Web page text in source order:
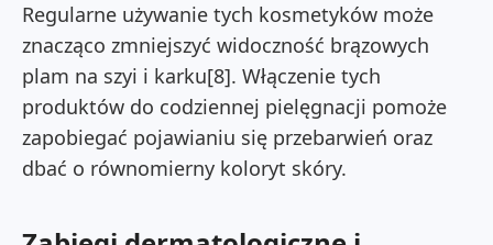
Regularne używanie tych kosmetyków może
znacząco zmniejszyć widoczność brązowych
plam na szyi i karku[8]. Włączenie tych
produktów do codziennej pielęgnacji pomoże
zapobiegać pojawianiu się przebarwień oraz
dbać o równomierny koloryt skóry.